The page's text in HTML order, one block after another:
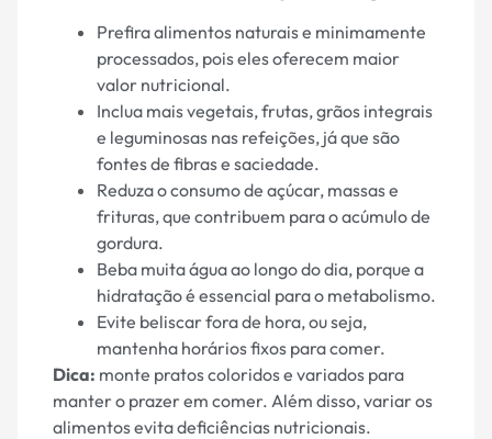
Prefira alimentos naturais e minimamente
processados, pois eles oferecem maior
valor nutricional.
Inclua mais vegetais, frutas, grãos integrais
e leguminosas nas refeições, já que são
fontes de fibras e saciedade.
Reduza o consumo de açúcar, massas e
frituras, que contribuem para o acúmulo de
gordura.
Beba muita água ao longo do dia, porque a
hidratação é essencial para o metabolismo.
Evite beliscar fora de hora, ou seja,
mantenha horários fixos para comer.
Dica: monte pratos coloridos e variados para
manter o prazer em comer. Além disso, variar os
alimentos evita deficiências nutricionais.